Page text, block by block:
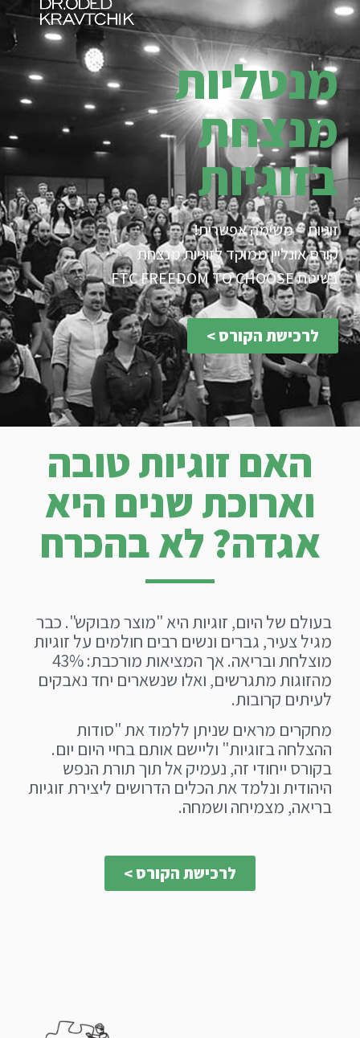
מנטליות
מנצחת
בזוגיות
זוגיות – משימה אפשרית!
קורס אונליין ממוקד לזוגיות מנצחת
בשיטת FTC FREEDOM TO CHOOSE
לרכישת הקורס >
האם זוגיות טובה
וארוכת שנים היא
אגדה? לא בהכרח
בעולם של היום, זוגיות היא "מוצר מבוקש". כבר
מגיל צעיר, גברים ונשים רבים חולמים על זוגיות
מוצלחת ובריאה. אך המציאות מורכבת: 43%
מהזוגות מתגרשים, ואלו שנשארים יחד נאבקים
לעיתים קרובות.
מחקרים מראים שניתן ללמוד את "סודות
ההצלחה בזוגיות" וליישם אותם בחיי היום יום.
בקורס ייחודי זה, נעמיק אל תוך תורת הנפש
היהודית ונלמד את הכלים הדרושים ליצירת זוגיות
בריאה, מצמיחה ושמחה.
לרכישת הקורס >